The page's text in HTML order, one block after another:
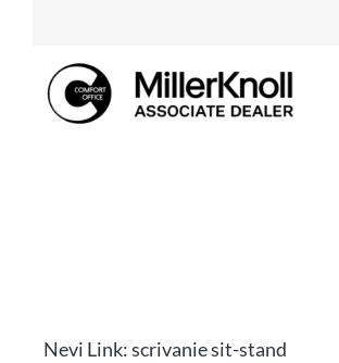
Nevi Link: scrivanie sit-stand